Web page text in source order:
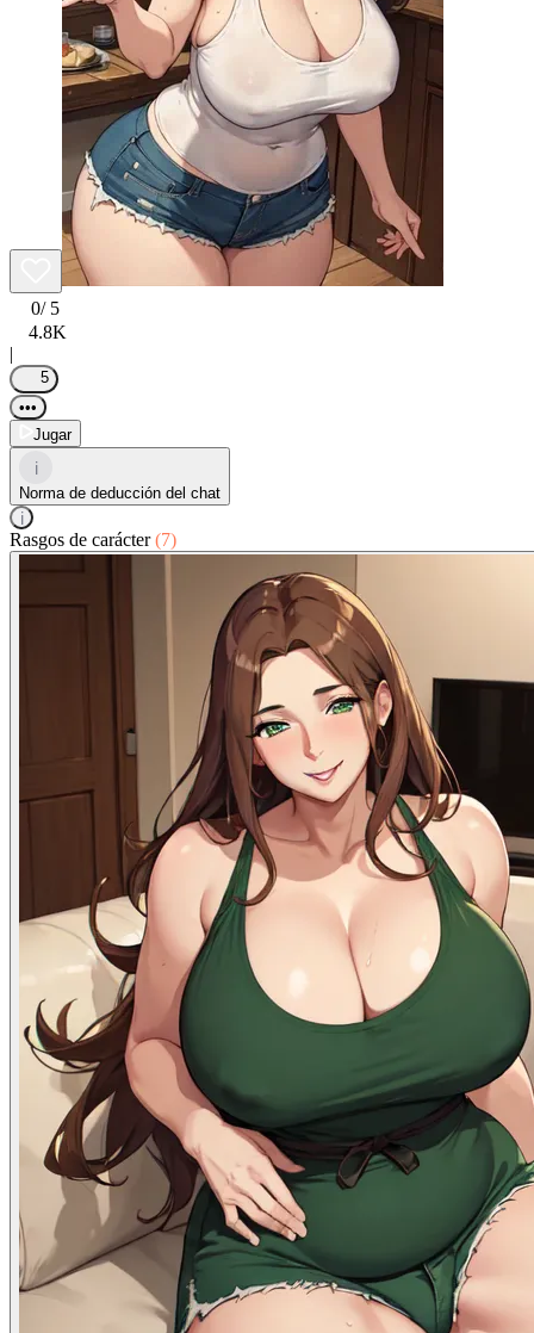
0/ 5
4.8K
|
5
•••
Jugar
i
Norma de deducción del chat
i
Rasgos de carácter(7)